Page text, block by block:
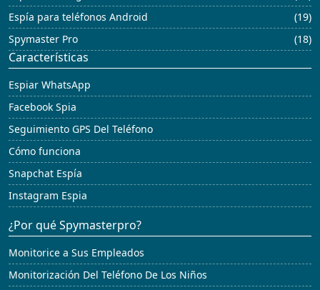
Espía para teléfonos Android
(19)
Spymaster Pro
(18)
Características
Espiar WhatsApp
Facebook Spia
Seguimiento GPS Del Teléfono
Cómo funciona
Snapchat Espía
Instagram Espia
¿Por qué Spymasterpro?
Monitorice a Sus Empleados
Monitorización Del Teléfono De Los Niños